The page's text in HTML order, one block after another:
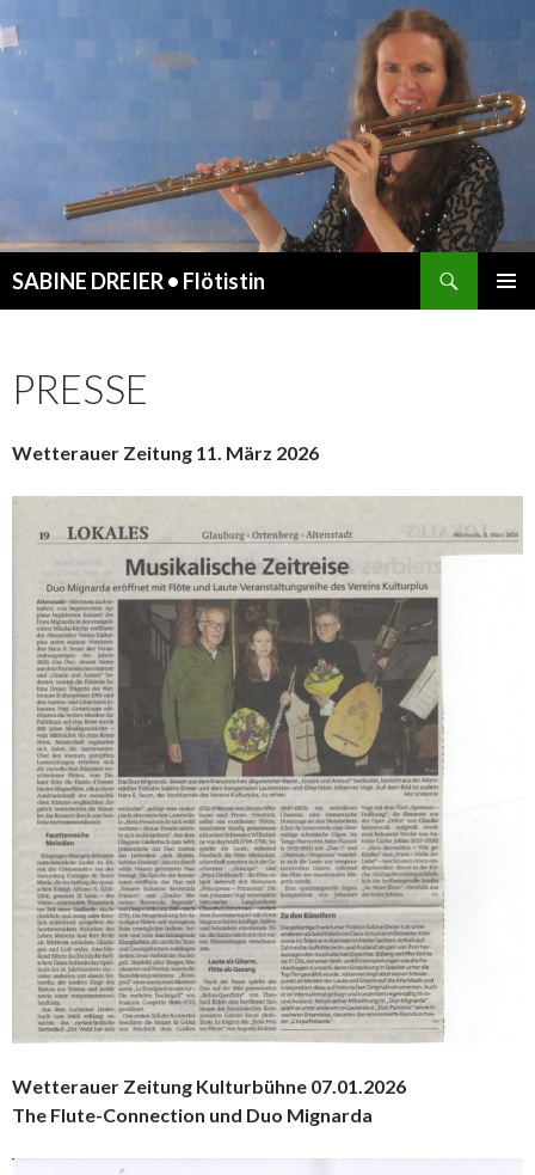
SABINE DREIER • Flötistin
PRESSE
Wetterauer Zeitung 11. März 2026
Wetterauer Zeitung Kulturbühne 07.01.2026
The Flute-Connection und Duo Mignarda